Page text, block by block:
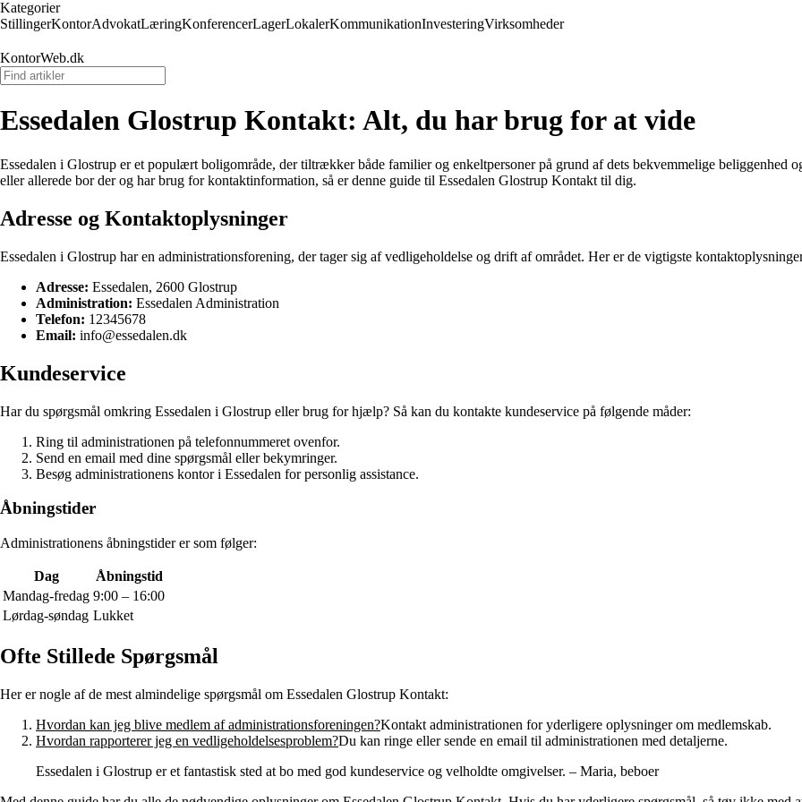
Kategorier
StillingerKontorAdvokatLæringKonferencerLagerLokalerKommunikationInvesteringVirksomheder
KontorWeb.dk
Essedalen Glostrup Kontakt: Alt, du har brug for at vide
Essedalen i Glostrup er et populært boligområde, der tiltrækker både familier og enkeltpersoner på grund af dets bekvemmelige beliggenhed
eller allerede bor der og har brug for kontaktinformation, så er denne guide til Essedalen Glostrup Kontakt til dig.
Adresse og Kontaktoplysninger
Essedalen i Glostrup har en administrationsforening, der tager sig af vedligeholdelse og drift af området. Her er de vigtigste
Adresse: Essedalen, 2600 Glostrup
Administration: Essedalen Administration
Telefon: 12345678
Email: info@essedalen.dk
Kundeservice
Har du spørgsmål omkring Essedalen i Glostrup eller brug for hjælp? Så kan du kontakte kundeservice på følgende måder:
Ring til administrationen på telefonnummeret ovenfor.
Send en email med dine spørgsmål eller bekymringer.
Besøg administrationens kontor i Essedalen for personlig assistance.
Åbningstider
Administrationens åbningstider er som følger:
Dag
Åbningstid
Mandag-fredag 9:00 – 16:00
Lørdag-søndag Lukket
Ofte Stillede Spørgsmål
Her er nogle af de mest almindelige spørgsmål om Essedalen Glostrup Kontakt:
Hvordan kan jeg blive medlem af administrationsforeningen?Kontakt administrationen for yderligere oplysninger om medlemskab.
Hvordan rapporterer jeg en vedligeholdelsesproblem?Du kan ringe eller sende en email til administrationen med detaljerne.
Essedalen i Glostrup er et fantastisk sted at bo med god kundeservice og velholdte omgivelser. – Maria, beboer